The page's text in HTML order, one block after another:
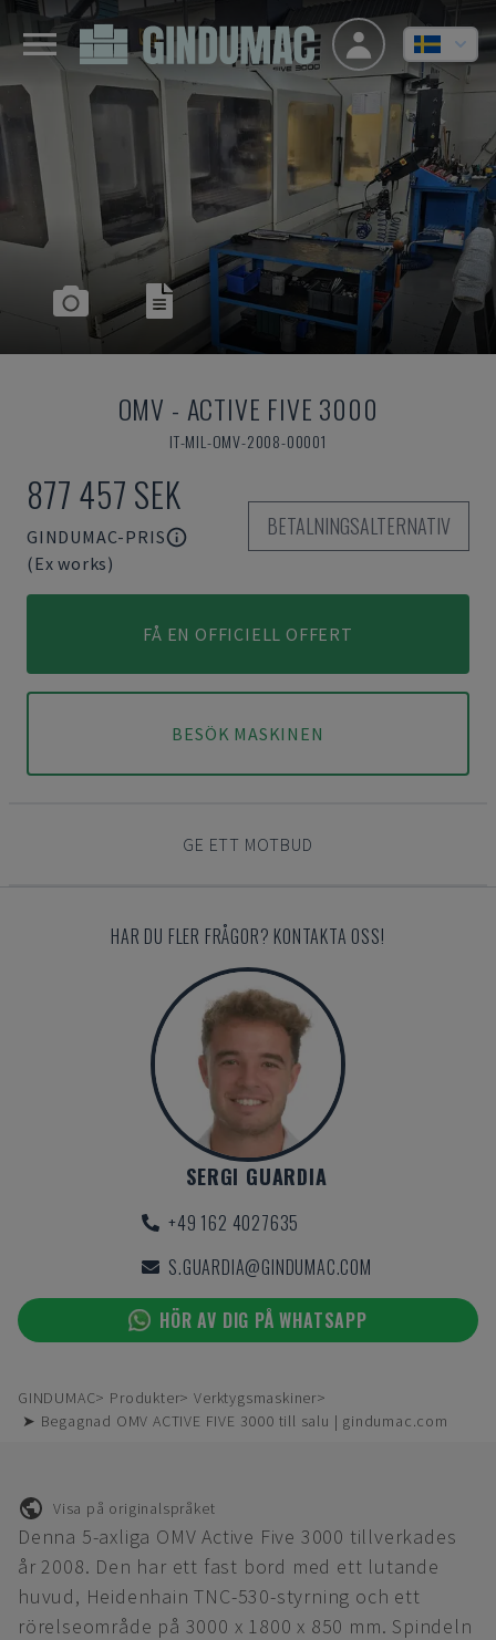
OMV - ACTIVE FIVE 3000
IT-MIL-OMV-2008-00001
877 457 SEK
GINDUMAC-PRIS
(Ex works)
BETALNINGSALTERNATIV
FÅ EN OFFICIELL OFFERT
BESÖK MASKINEN
GE ETT MOTBUD
HAR DU FLER FRÅGOR? KONTAKTA OSS!
SERGI GUARDIA
+49 162 4027635
S.GUARDIA@GINDUMAC.COM
HÖR AV DIG PÅ WHATSAPP
GINDUMAC Produkter
Verktygsmaskiner
➤ Begagnad OMV ACTIVE FIVE 3000 till salu | gindumac.com
Visa på originalspråket
Denna 5-axliga OMV Active Five 3000 tillverkades
år 2008. Den har ett fast bord med ett lutande
huvud, Heidenhain TNC-530-styrning och ett
rörelseområde på 3000 x 1800 x 850 mm. Spindeln